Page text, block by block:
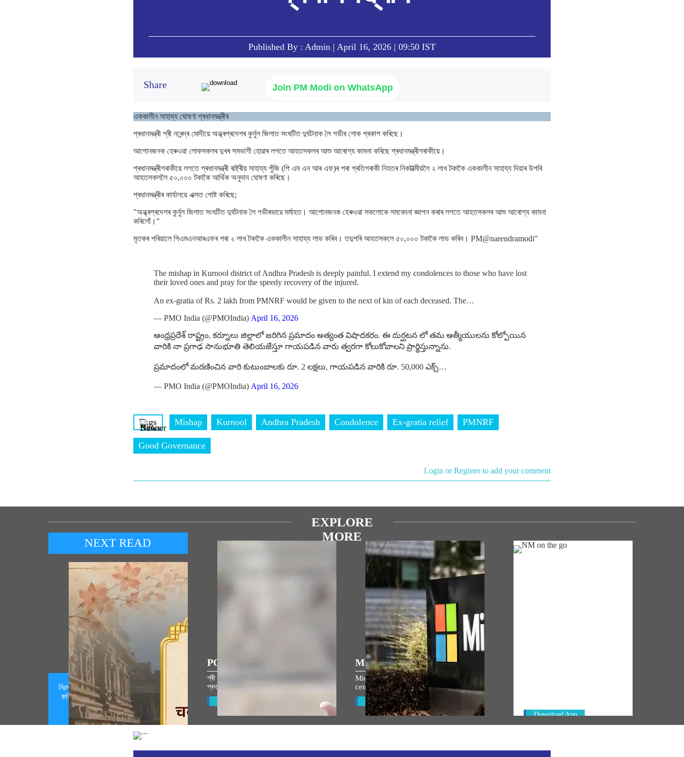
Published By : Admin | April 16, 2026 | 09:50 IST
Share Join PM Modi on WhatsApp
এককালীন সাহায্য ঘোষণা প্ৰধানমন্ত্ৰীৰ
প্ৰধানমন্ত্ৰী শ্ৰী নৰেন্দ্ৰ মোদীয়ে অন্ধ্ৰপ্ৰদেশৰ কুৰ্নুল জিলাত সংঘটিত দুৰ্ঘটনাক লৈ গভীৰ শোক প্ৰকাশ কৰিছে।
আপোনজনক হেৰুওৱা লোকসকলৰ দুখৰ সমভাগী হোৱাৰ লগতে আহতসকলৰ আশু আৰোগ্য কামনা কৰিছে প্ৰধানমন্ত্ৰীগৰাকীয়ে।
প্ৰধানমন্ত্ৰীগৰাকীয়ে লগতে প্ৰধানমন্ত্ৰী ৰাষ্ট্ৰীয় সাহায্য পুঁজি (পি এম এন আৰ এফ)ৰ পৰা প্ৰতিগৰাকী নিহতৰ নিকটাত্মীয়লৈ ২ লাখ টকাকৈ এককালীন সাহায্য দিয়াৰ উপৰি
আহতসকললৈ ৫০,০০০ টকাকৈ আৰ্থিক অনুদান ঘোষণা কৰিছে।
প্ৰধানমন্ত্ৰীৰ কাৰ্যালয়ে এক্সত পোষ্ট কৰিছে;
"অন্ধ্ৰপ্ৰদেশৰ কুৰ্নুল জিলাত সংঘটিত দুৰ্ঘটনাক লৈ গভীৰভাৱে মৰ্মাহত। আপোনজনক হেৰুওৱা সকলোকে সমবেদনা জ্ঞাপন কৰাৰ লগতে আহতসকলৰ আশু আৰোগ্য কামনা
কৰিলোঁ।"
মৃতকৰ পৰিয়ালে পিএমএনআৰএফৰ পৰা ২ লাখ টকাকৈ এককালীন সাহায্য লাভ কৰিব। তদুপৰি আহতসকলে ৫০,০০০ টকাকৈ লাভ কৰিব। PM@narendramodi"
The mishap in Kurnool district of Andhra Pradesh is deeply painful. I extend my condolences to those who have lost
their loved ones and pray for the speedy recovery of the injured.
An ex-gratia of Rs. 2 lakh from PMNRF would be given to the next of kin of each deceased. The…
— PMO India (@PMOIndia) April 16, 2026
ఆంధ్రప్రదేశ్ రాష్ట్రం, కర్నూలు జిల్లాలో జరిగిన ప్రమాదం అత్యంత విషాదకరం. ఈ దుర్ఘటన లో తమ ఆత్మీయులను కోల్పోయిన
వారికి నా ప్రగాఢ సానుభూతి తెలియజేస్తూ గాయపడిన వారు త్వరగా కోలుకోవాలని ప్రార్థిస్తున్నాను.
ప్రమాదంలో మరణించిన వారి కుటుంబాలకు రూ. 2 లక్షలు, గాయపడిన వారికి రూ. 50,000 ఎక్స్…
— PMO India (@PMOIndia) April 16, 2026
Tags Mishap Kurnool Andhra Pradesh Condolence Ex-gratia relief PMNRF
Good Governance
Login or Register to add your comment
EXPLORE
MORE
NEXT READ
নিঃস্বাৰ্থ সেৱাৰ মনোভাবৰ ওপৰত গুৰুত্ব আৰোপ
কৰি সংস্কৃত হিতোপদেশ শ্বেয়াৰ প্ৰধানমন্ত্ৰীৰ
(August 07, 2026)
POPULAR SPEECHES
শ্ৰী ৰাম জনমভূমি মন্দিৰৰ ধ্বজাৰোহণ উৎসৱত
প্ৰধানমন্ত্ৰীৰ সম্বোধনৰ অসমীয়া অনুবাদ
MEDIA COVERAGE
Microsoft opens its largest India data
centre hub as AI race heats up
View All
Download App